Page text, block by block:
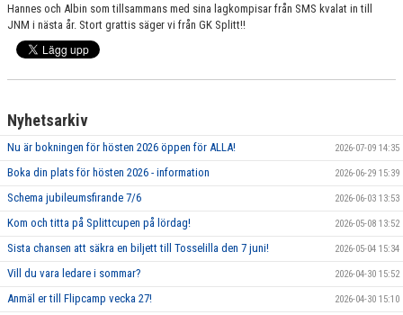
Hannes och Albin som tillsammans med sina lagkompisar från SMS kvalat in till
JNM i nästa år. Stort grattis säger vi från GK Splitt!!
Nyhetsarkiv
Nu är bokningen för hösten 2026 öppen för ALLA! 2026-07-09 14:35
Boka din plats för hösten 2026 - information 2026-06-29 15:39
Schema jubileumsfirande 7/6 2026-06-03 13:53
Kom och titta på Splittcupen på lördag! 2026-05-08 13:52
Sista chansen att säkra en biljett till Tosselilla den 7 juni! 2026-05-04 15:34
Vill du vara ledare i sommar? 2026-04-30 15:52
Anmäl er till Flipcamp vecka 27! 2026-04-30 15:10